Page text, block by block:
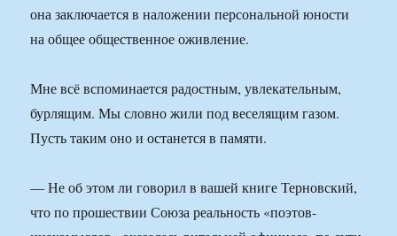
она заключается в наложении персональной юности
на общее общественное оживление.
Мне всё вспоминается радостным, увлекательным,
бурлящим. Мы словно жили под веселящим газом.
Пусть таким оно и останется в памяти.
— Не об этом ли говорил в вашей книге Терновский,
что по прошествии Союза реальность «поэтов-